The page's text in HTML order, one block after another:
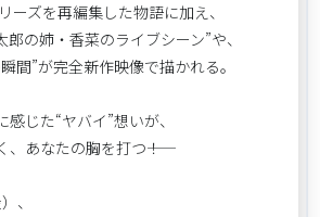
ーズを再編集した物語に加え、
郎の姉・香菜のライブシーン”や、
間”が完全新作映像で描かれる。
じた“ヤバイ”想いが、
あなたの胸を打つ――！
、